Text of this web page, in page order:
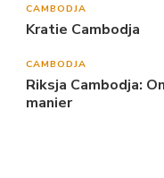
CAMBODJA
Kratie Cambodja
CAMBODJA
Riksja Cambodja:
manier